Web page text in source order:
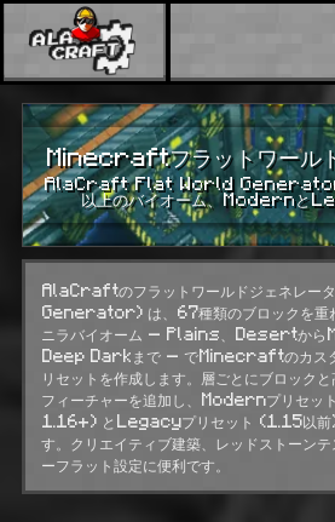
Minecraftフラットワール
AlaCraft Flat World Generator
以上のバイオーム、Modernと
AlaCraftのフラットワールドジェネレ
Generator) は、67種類のブロックを重
ニラバイオーム — Plains、Desertか
Deep Darkまで — でMinecraftのカスタ
リセットを作成します。層ごとにブロック
フィーチャーを追加し、Modernプリセ
1.16+) とLegacyプリセット (1.15以前)
す。クリエイティブ建築、レッドストーン
ーフラット設定に便利です。